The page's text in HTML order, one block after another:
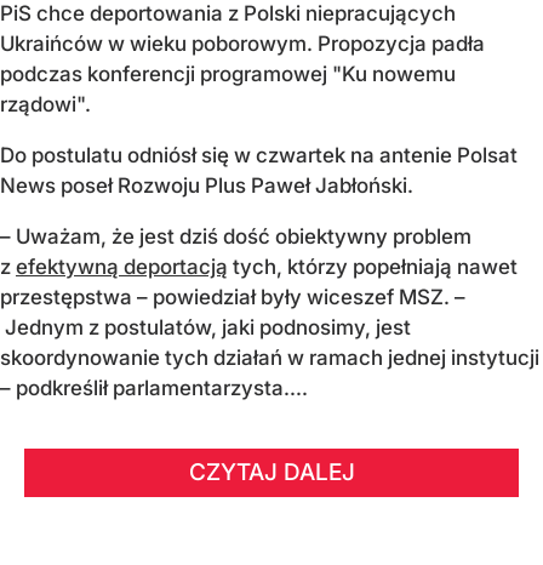
PiS chce deportowania z Polski niepracujących
Ukraińców w wieku poborowym. Propozycja padła
podczas konferencji programowej "Ku nowemu
rządowi".
Do postulatu odniósł się w czwartek na antenie Polsat
News poseł Rozwoju Plus Paweł Jabłoński.
– Uważam, że jest dziś dość obiektywny problem
z efektywną deportacją tych, którzy popełniają nawet
przestępstwa – powiedział były wiceszef MSZ. –
Jednym z postulatów, jaki podnosimy, jest
skoordynowanie tych działań w ramach jednej instytucji
– podkreślił parlamentarzysta....
CZYTAJ DALEJ